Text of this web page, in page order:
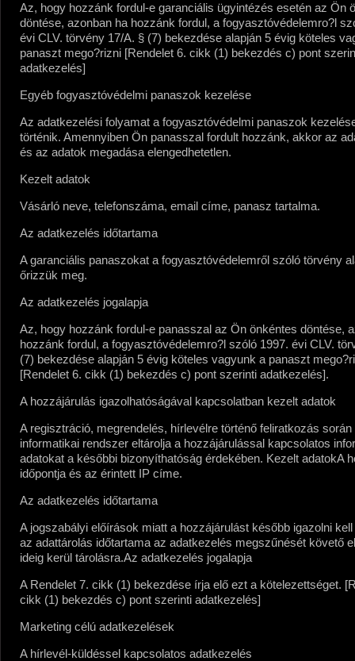
Az, hogy hozzánk fordul-e garanciális ügyintézés esetén az Ön
döntése, azonban ha hozzánk fordul, a fogyasztóvédelemro?l
évi CLV. törvény 17/A. § (7) bekezdése alapján 5 évig köteles
panaszt mego?rizni [Rendelet 6. cikk (1) bekezdés c) pont
adatkezelés]
Egyéb fogyasztóvédelmi panaszok kezelése
Az adatkezelési folyamat a fogyasztóvédelmi panaszok
történik. Amennyiben Ön panasszal fordult hozzánk, akkor az
és az adatok megadása elengedhetetlen.
Kezelt adatok
Vásárló neve, telefonszáma, email címe, panasz tartalma.
Az adatkezelés időtartama
A garanciális panaszokat a fogyasztóvédelemről szóló törvény
őrizzük meg.
Az adatkezelés jogalapja
Az, hogy hozzánk fordul-e panasszal az Ön önkéntes döntése,
hozzánk fordul, a fogyasztóvédelemro?l szóló 1997. évi CLV.
(7) bekezdése alapján 5 évig köteles vagyunk a panaszt
[Rendelet 6. cikk (1) bekezdés c) pont szerinti adatkezelés].
A hozzájárulás igazolhatóságával kapcsolatban kezelt adatok
A regisztráció, megrendelés, hírlevélre történő feliratkozás során
informatikai rendszer eltárolja a hozzájárulással kapcsolatos
adatokat a későbbi bizonyíthatóság érdekében. Kezelt adatokA
időpontja és az érintett IP címe.
Az adatkezelés időtartama
A jogszabályi előírások miatt a hozzájárulást később igazolni
az adattárolás időtartama az adatkezelés megszűnését követő
ideig kerül tárolásra.Az adatkezelés jogalapja
A Rendelet 7. cikk (1) bekezdése írja elő ezt a kötelezettséget.
cikk (1) bekezdés c) pont szerinti adatkezelés]
Marketing célú adatkezelések
A hírlevél-küldéssel kapcsolatos adatkezelés